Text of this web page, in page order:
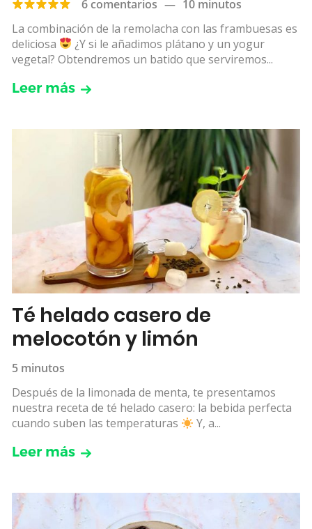
6 comentarios — 10 minutos
La combinación de la remolacha con las frambuesas es
deliciosa
¿Y si le añadimos plátano y un yogur
vegetal? Obtendremos un batido que serviremos...
Leer más
Té helado casero de
melocotón y limón
5 minutos
Después de la limonada de menta, te presentamos
nuestra receta de té helado casero: la bebida perfecta
cuando suben las temperaturas
Y, a...
Leer más